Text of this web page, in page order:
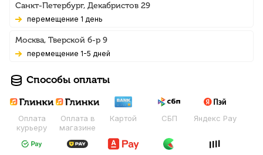
Санкт-Петербург, Декабристов 29
Перемещение 1 день
Москва, Тверской б-р 9
Перемещение 1-5 дней
Способы оплаты
Оплата
курьеру
Оплата в
магазине
Картой СБП Яндекс Pay